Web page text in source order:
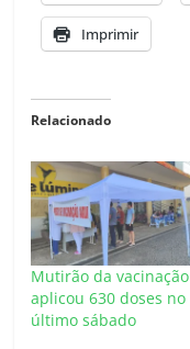
Imprimir
Relacionado
Mutirão da vacinação
aplicou 630 doses no
último sábado